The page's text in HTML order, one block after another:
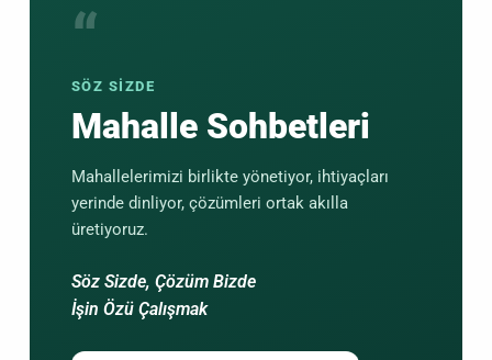
“
SÖZ SİZDE
Mahalle Sohbetleri
Mahallelerimizi birlikte yönetiyor, ihtiyaçları
yerinde dinliyor, çözümleri ortak akılla
üretiyoruz.
Söz Sizde, Çözüm Bizde
İşin Özü Çalışmak